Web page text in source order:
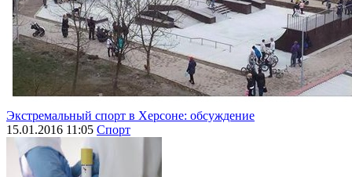
Экстремальный спорт в Херсоне: обсуждение
15.01.2016 11:05 Спорт